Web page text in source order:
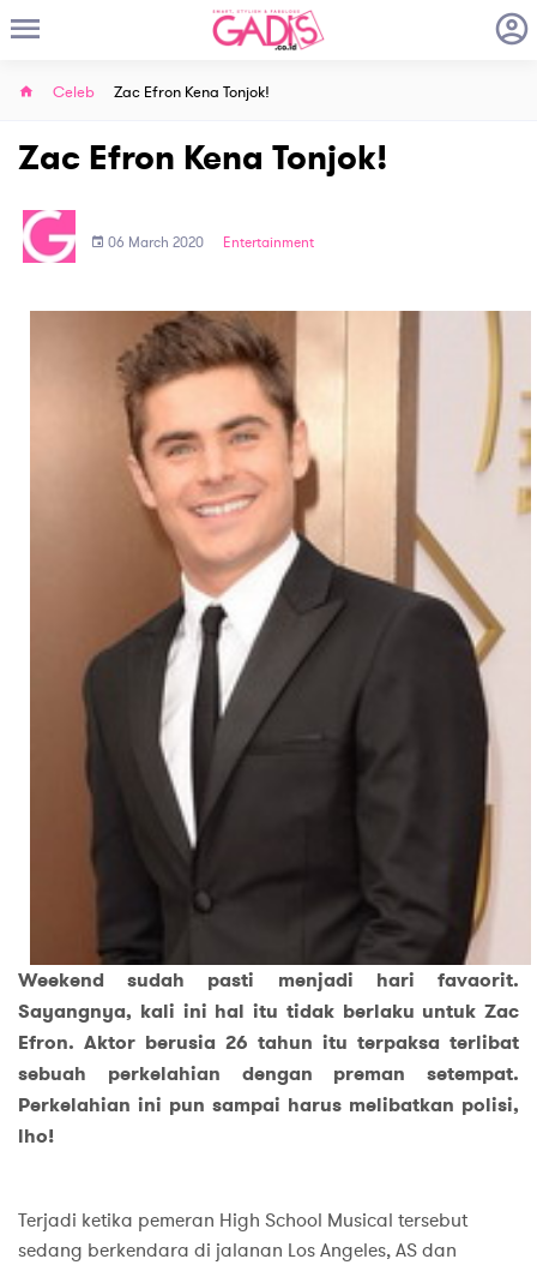
Celeb Zac Efron Kena Tonjok!
Zac Efron Kena Tonjok!
06 March 2020 Entertainment
Weekend sudah pasti menjadi hari favaorit.
Sayangnya, kali ini hal itu tidak berlaku untuk Zac
Efron. Aktor berusia 26 tahun itu terpaksa terlibat
sebuah perkelahian dengan preman setempat.
Perkelahian ini pun sampai harus melibatkan polisi,
lho!
Terjadi ketika pemeran High School Musical tersebut
sedang berkendara di jalanan Los Angeles, AS dan